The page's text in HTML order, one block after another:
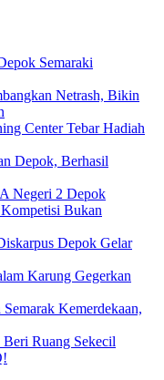
Semaraki
Netrash, Bikin
Center Tebar Hadiah
Depok, Berhasil
Negeri 2 Depok
Bukan
Depok Gelar
Karung Gegerkan
Kemerdekaan,
Ruang Sekecil